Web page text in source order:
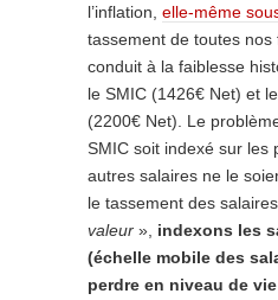
l’inflation, elle-même
tassement de toutes nos
conduit à la faiblesse
le SMIC (1426€ Net) et
(2200€ Net). Le
SMIC soit indexé sur les
autres salaires ne le
le tassement des
valeur », indexons les
(échelle mobile des
perdre en niveau de